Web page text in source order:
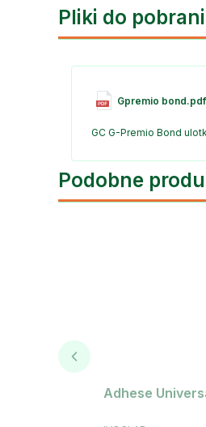
Pliki do
Gpremio bond.pdf
GC G-Premio Bond
Podobne
Adhese